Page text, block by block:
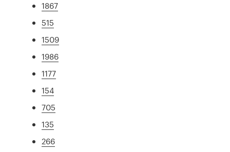
1867
515
1509
1986
1177
154
705
135
266